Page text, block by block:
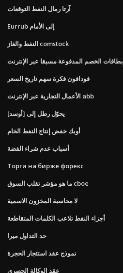
آرتا رمال النفط التوقعات
Eurrub إلى الأمام
النفط والغاز comstock
بطاقات الخصم المدفوعة مسبقا عبر الإنترنت
فودافون فكرة سهم تاريخ السعر
الأعمال التجارية عبر الإنترنت abb
يحوّل رطل إلى [أوسد]
أوبك خفض إنتاج النفط الخام
أسباب عدم شراء الفضة
Торги на бирже форекс
ما هو مؤشر تقلب السوق cboe
لا محاسبة المخزون الاسمية
أجزاء النفط تلاعب الكلمات المتقاطعة
حد التداول ميرا
نموذج عقد استئجار الحجرة
عقد الوكالة الحصري